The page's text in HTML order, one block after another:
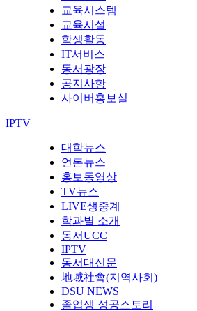
교육시스템
교육시설
학생활동
IT서비스
동서광장
공지사항
사이버홍보실
IPTV
대학뉴스
언론뉴스
홍보동영상
TV뉴스
LIVE생중계
학과별 소개
동서UCC
IPTV
동서대신문
地域社會(지역사회)
DSU NEWS
졸업생 성공스토리